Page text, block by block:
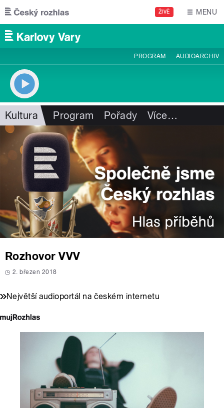
Přejít k hlavnímu obsahu
ŽIVĚ MENU
PROGRAM AUDIOARCHIV
Kultura Program Pořady Více…
Rozhovor VVV
2. březen 2018
Největší audioportál na českém internetu